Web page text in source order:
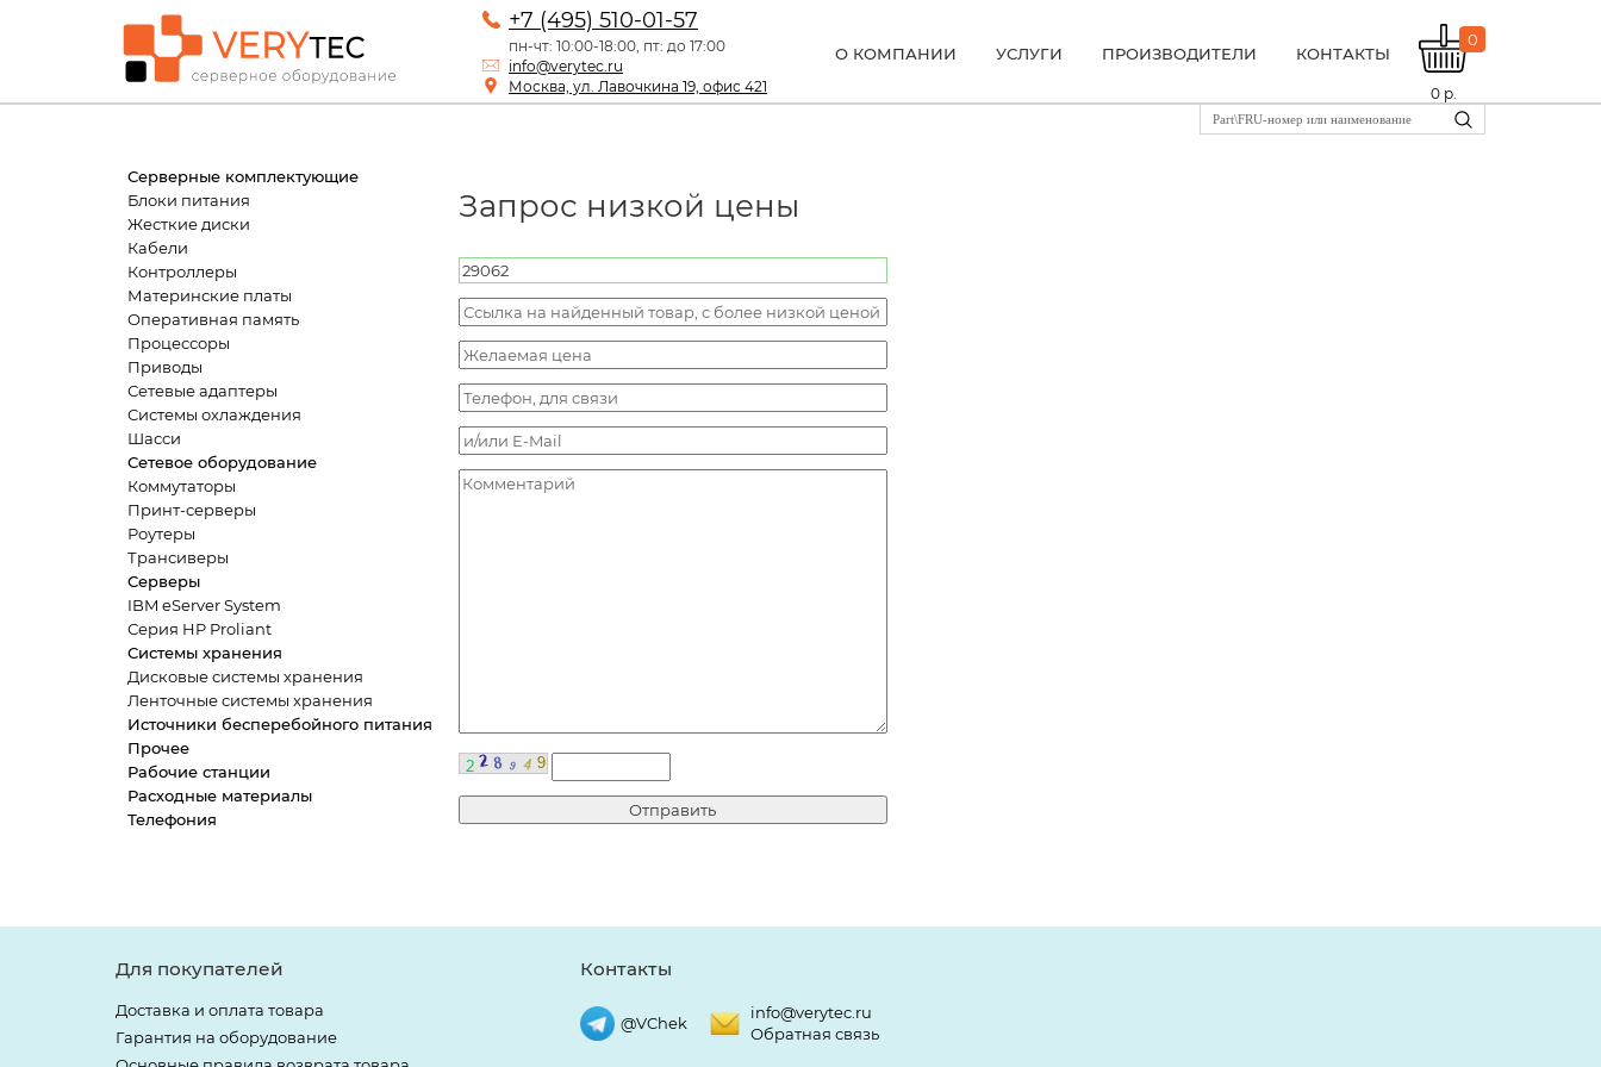
+7 (495) 510-01-57
пн-чт: 10:00-18:00, пт: до 17:00
info@verytec.ru
Москва, ул. Лавочкина 19, офис 421
О КОМПАНИИ УСЛУГИ ПРОИЗВОДИТЕЛИ КОНТАКТЫ
0
0 р.
Серверные комплектующие
Блоки питания
Жесткие диски
Кабели
Контроллеры
Материнские платы
Оперативная память
Процессоры
Приводы
Сетевые адаптеры
Системы охлаждения
Шасси
Сетевое оборудование
Коммутаторы
Принт-серверы
Роутеры
Трансиверы
Серверы
IBM eServer System
Серия HP Proliant
Системы хранения
Дисковые системы хранения
Ленточные системы хранения
Источники бесперебойного питания
Прочее
Рабочие станции
Расходные материалы
Телефония
Запрос низкой цены
Для покупателей
Доставка и оплата товара
Гарантия на оборудование
Контакты
@VChek
info@verytec.ru
Обратная связь